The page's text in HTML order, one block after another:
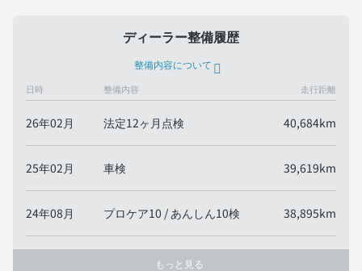
ディーラー整備履歴
整備内容について
日時 整備内容 走行距離
26年02月 法定12ヶ月点検 40,684km
25年02月 車検 39,619km
24年08月 プロケア10 / あんしん10検 38,895km
もっと見る